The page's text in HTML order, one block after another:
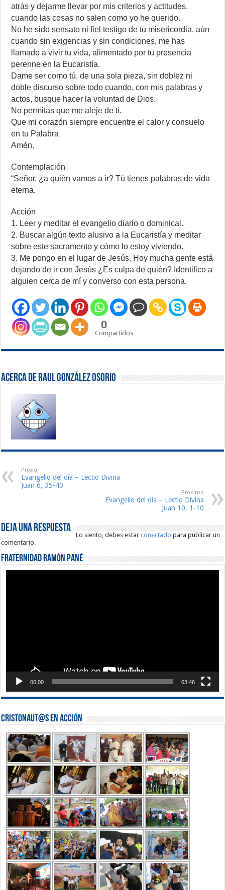
atrás y dejarme llevar por mis criterios y actitudes,
cuando las cosas no salen como yo he querido.
No he sido sensato ni fiel testigo de tu misericordia, aún
cuando sin exigencias y sin condiciones, me has
llamado a vivir tu vida, alimentado por tu presencia
perenne en la Eucaristía.
Dame ser como tú, de una sola pieza, sin doblez ni
doble discurso sobre todo cuando, con mis palabras y
actos, busque hacer la voluntad de Dios.
No permitas que me aleje de ti.
Que mi corazón siempre encuentre el calor y consuelo
en tu Palabra
Amén.
Contemplación
“Señor, ¿a quién vamos a ir? Tú tienes palabras de vida
eterna.
Acción
1. Leer y meditar el evangelio diario o dominical.
2. Buscar algún texto alusivo a la Eucaristía y meditar
sobre este sacramento y cómo lo estoy viviendo.
3. Me pongo en el lugar de Jesús. Hoy mucha gente está
dejando de ir con Jesús ¿Es culpa de quién? Identifico a
alguien cerca de mí y converso con esta persona.
0
Compartidos
Acerca de Raul González Osorio
Previo
Evangelio del día – Lectio Divina
Juan 6, 35-40
Proximo
Evangelio del día – Lectio Divina
Juan 10, 1-10
Deja una respuesta
Lo siento, debes estarconectado para publicar un
comentario.
Fraternidad Ramón Pané
00:00 03:46
Cristonaut@s en Acción